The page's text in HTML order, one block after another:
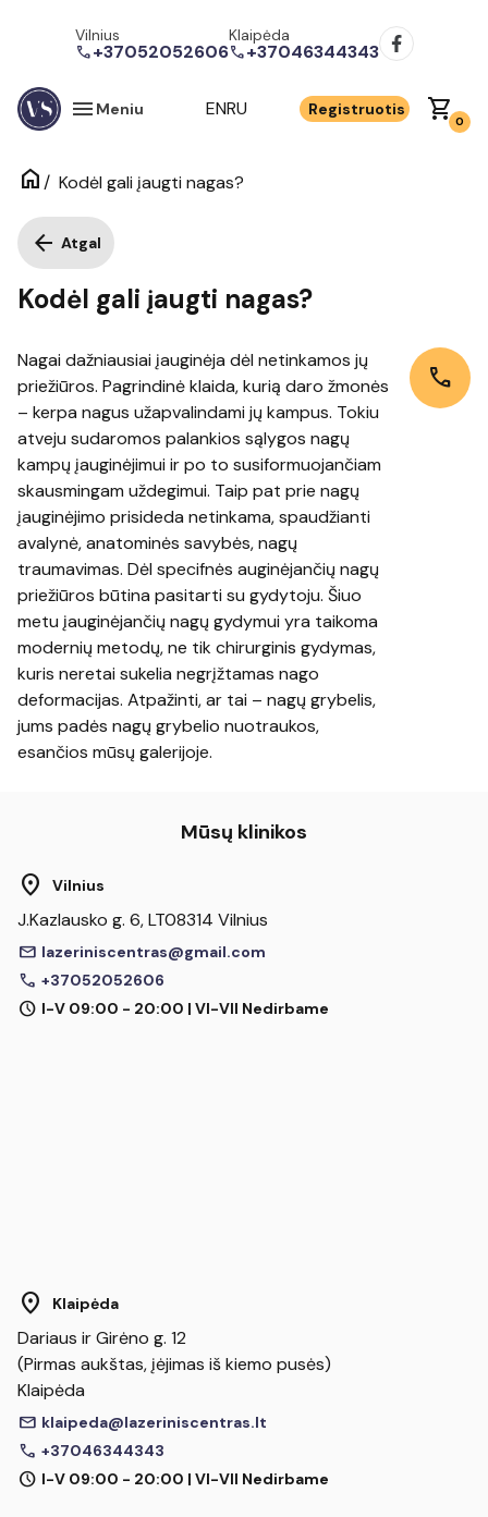
Vilnius
call+37052052606
Klaipėda
call+37046344343
menu Meniu ENRU Registruotis shopping_cart0
home/ Kodėl gali įaugti nagas?
arrow_back Atgal
Kodėl gali įaugti nagas?
Nagai dažniausiai įauginėja dėl netinkamos jų
priežiūros. Pagrindinė klaida, kurią daro žmonės
– kerpa nagus užapvalindami jų kampus. Tokiu
atveju sudaromos palankios sąlygos nagų
kampų įauginėjimui ir po to susiformuojančiam
skausmingam uždegimui. Taip pat prie nagų
įauginėjimo prisideda netinkama, spaudžianti
avalynė, anatominės savybės, nagų
traumavimas. Dėl specifnės auginėjančių nagų
priežiūros būtina pasitarti su gydytoju. Šiuo
metu įauginėjančių nagų gydymui yra taikoma
modernių metodų, ne tik chirurginis gydymas,
kuris neretai sukelia negrįžtamas nago
deformacijas. Atpažinti, ar tai – nagų grybelis,
jums padės nagų grybelio nuotraukos,
esančios mūsų galerijoje.
call
Mūsų klinikos
location_on Vilnius
J.Kazlausko g. 6, LT08314 Vilnius
mail lazeriniscentras@gmail.com
call +37052052606
schedule I-V 09:00 - 20:00 | VI-VII Nedirbame
location_on Klaipėda
Dariaus ir Girėno g. 12
(Pirmas aukštas, įėjimas iš kiemo pusės)
Klaipėda
mail klaipeda@lazeriniscentras.lt
call +37046344343
schedule I-V 09:00 - 20:00 | VI-VII Nedirbame